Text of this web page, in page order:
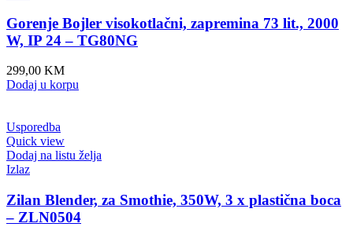
Gorenje Bojler visokotlačni, zapremina 73 lit., 2000
W, IP 24 – TG80NG
299,00 KM
Dodaj u korpu
Usporedba
Quick view
Dodaj na listu želja
Izlaz
Zilan Blender, za Smothie, 350W, 3 x plastična boca
– ZLN0504